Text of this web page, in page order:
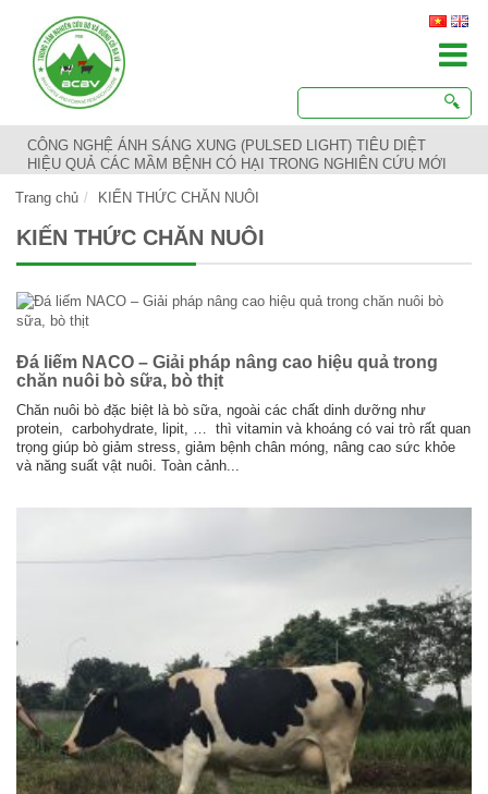
CÔNG NGHỆ ÁNH SÁNG XUNG (PULSED LIGHT) TIÊU DIỆT
HIỆU QUẢ CÁC MẦM BỆNH CÓ HẠI TRONG NGHIÊN CỨU MỚI
Trang chủ KIẾN THỨC CHĂN NUÔI
KIẾN THỨC CHĂN NUÔI
Đá liếm NACO – Giải pháp nâng cao hiệu quả trong
chăn nuôi bò sữa, bò thịt
Chăn nuôi bò đặc biệt là bò sữa, ngoài các chất dinh dưỡng như
protein, carbohydrate, lipit, … thì vitamin và khoáng có vai trò rất quan
trọng giúp bò giảm stress, giảm bệnh chân móng, nâng cao sức khỏe
và năng suất vật nuôi. Toàn cảnh...